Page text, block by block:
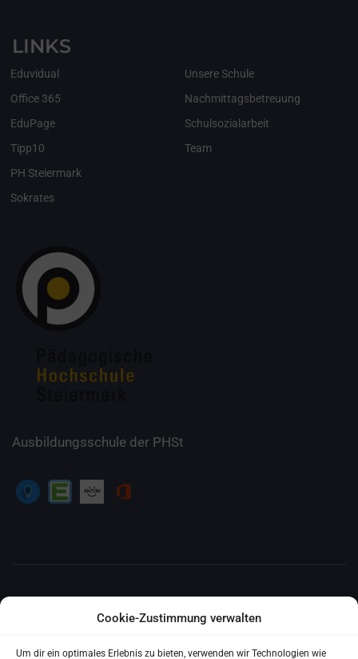
Cookie-Zustimmung verwalten
Um dir ein optimales Erlebnis zu bieten, verwenden wir Technologien wie
LINKS
Eduvidual
Office 365
EduPage
Tipp10
PH Steiermark
Sokrates
Unsere Schule
Nachmittagsbetreuung
Schulsozialarbeit
Team
Ausbildungsschule der PHSt